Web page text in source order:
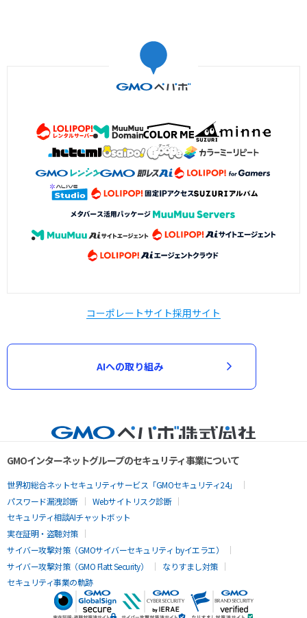
コーポレートサイト採用サイト
AIへの取り組み
GMOインターネットグループのセキュリティ事業について
世界初総合ネットセキュリティサービス「GMOセキュリティ24」
パスワード漏洩診断
Webサイトリスク診断
セキュリティ相談AIチャットボット
実在証明・盗聴対策
サイバー攻撃対策（GMOサイバーセキュリティ byイエラエ）
サイバー攻撃対策（GMO Flatt Security）
なりすまし対策
セキュリティ事業の軌跡